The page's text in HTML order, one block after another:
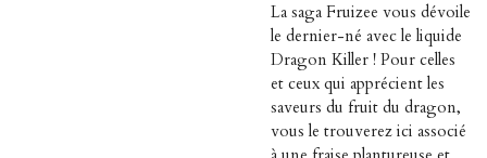
La saga Fruizee vous dévoile
le dernier-né avec le liquide
Dragon Killer ! Pour celles
et ceux qui apprécient les
saveurs du fruit du dragon,
vous le trouverez ici associé